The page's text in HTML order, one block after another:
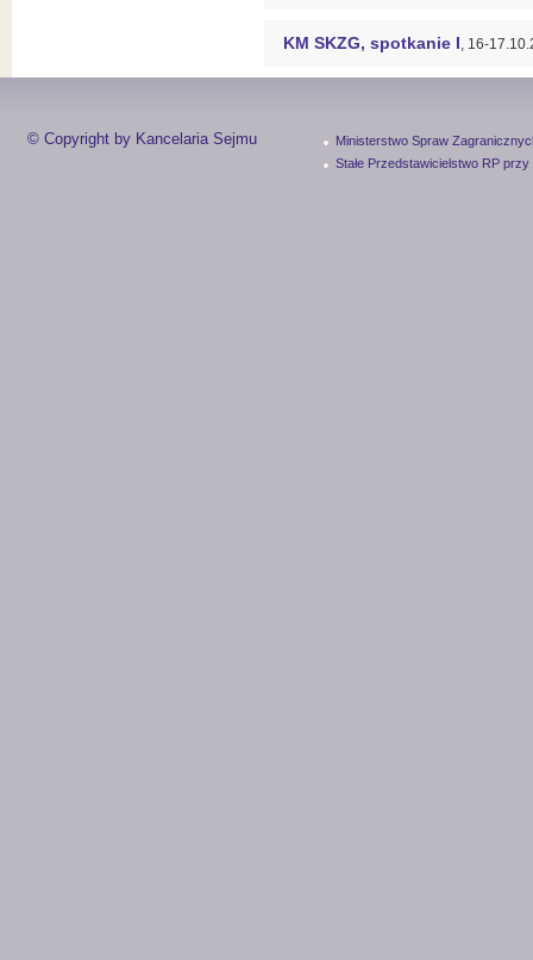
KM SKZG, spotkanie I, 16-
© Copyright by Kancelaria Sejmu
Ministerstwo Spraw
Stałe Przedstawicielstwo RP przy